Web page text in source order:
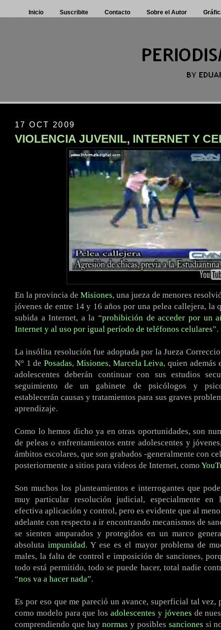
Inicio Suscribite Contacto Sobre el Autor
17 OCT 2009
VIOLENCIA JUVENIL, INTERNET Y
En la provincia de Misiones, una jueza de menores
jóvenes de entre 14 y 16 años por una pelea callejera, la
subida a Internet, a la “prohibición de acceder por un
Internet y al uso por igual período de teléfonos celulares”.
La insólita resolución fue adoptada por la Jueza
N° 1 dePosadas, Misiones, Marcela Leiva, quien además
adolescentes deberán continuar con sus estudios
seguimiento de un gabinete de psicólogos y
establecerán causas y tratamientos para sus graves
aprendizaje.
Como lo hemos dicho ya en otras oportunidades, son
de peleas o enfrentamientos entre adolescentes y
ámbitos escolares, que son grabados -generalmente con
posteriormente a sitios para videos de Internet, como
Son muchos los planteamientos e interrogantes que
muy particular resolución judicial, especialmente
efectiva aplicación y control, pero es evidente que al
adelante con respecto a ir encontrando mecanismos de
se sienten amparados y protegidos en un marco
absolutaimpunidad. Y ese es el mayor problema de
males, la falta de control e imposición de sanciones,
todo está permitido, todo se puede hacer, total nadie
“nos va a hacer nada”.
Es por eso que me pareció un avance, superficial tal
como modelo para que losadolescentes y jóvenes de
comprendiendo que haynormas y posibles sanciones si